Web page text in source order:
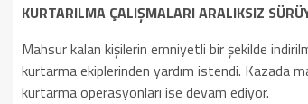
KURTARILMA ÇALIŞMALARI ARALIKSIZ
Mahsur kalan kişilerin emniyetli bir şekilde
kurtarma ekiplerinden yardım istendi. Kazada
kurtarma operasyonları ise devam ediyor.